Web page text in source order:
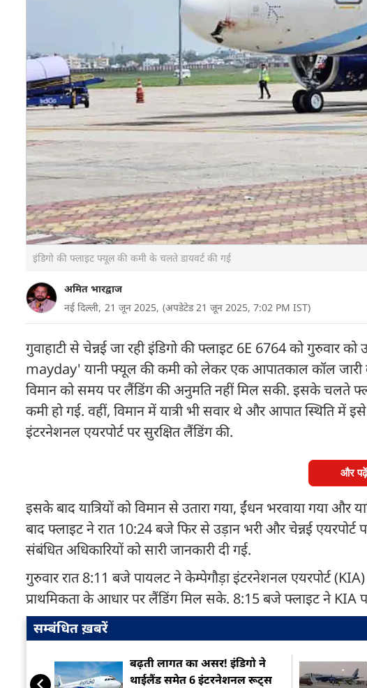
इंडिगो की फ्लाइट फ्यूल की कमी के चलते डायवर्ट की गई
अमित भारद्वाज
नई दिल्ली, 21 जून 2025, (अपडेटेड 21 जून 2025, 7:02 PM IST)
गुवाहाटी से चेन्नई जा रही इंडिगो की फ्लाइट 6E 6764 को गुरुवार
mayday' यानी फ्यूल की कमी को लेकर एक आपातकाल कॉल जारी
विमान को समय पर लैंडिंग की अनुमति नहीं मिल सकी. इसके चलते
कमी हो गई. वहीं, विमान में यात्री भी सवार थे और आपात स्थिति
इंटरनेशनल एयरपोर्ट पर सुरक्षित लैंडिंग की.
और पढ़ें
इसके बाद यात्रियों को विमान से उतारा गया, ईंधन भरवाया गया और
बाद फ्लाइट ने रात 10:24 बजे फिर से उड़ान भरी और चेन्नई
संबंधित अधिकारियों को सारी जानकारी दी गई.
गुरुवार रात 8:11 बजे पायलट ने केम्पेगौड़ा इंटरनेशनल एयरपोर्ट
प्राथमिकता के आधार पर लैंडिंग मिल सके. 8:15 बजे फ्लाइट ने KIA
सम्बंधित ख़बरें
बढ़ती लागत का असर! इंडिगो ने
थाईलैंड समेत 6 इंटरनेशनल रूट्स